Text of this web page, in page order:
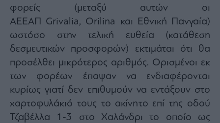
Mononews100
Εγγραφείτε
Newsletter
του
mononews.gr
φορείς (μεταξύ αυτών οι
ΑΕΕΑΠ Grivalia, Orilina και Εθνική Πανγαία)
ωστόσο στην τελική ευθεία (κατάθεση
δεσμευτικών προσφορών) εκτιμάται ότι θα
προσέλθει μικρότερος αριθμός. Ορισμένοι εκ
των φορέων έπαψαν να ενδιαφέρονται
κυρίως γιατί δεν επιθυμούν να εντάξουν στο
χαρτοφυλάκιό τους το ακίνητο επί της οδού
Τζαβέλλα 1-3 στο Χαλάνδρι το οποίο ως